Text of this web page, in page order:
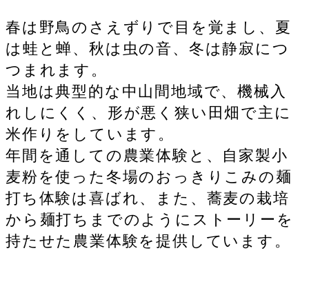
春は野鳥のさえずりで目を覚まし、夏
は蛙と蝉、秋は虫の音、冬は静寂につ
つまれます。
当地は典型的な中山間地域で、機械入
れしにくく、形が悪く狭い田畑で主に
米作りをしています。
年間を通しての農業体験と、自家製小
麦粉を使った冬場のおっきりこみの麺
打ち体験は喜ばれ、また、蕎麦の栽培
から麺打ちまでのようにストーリーを
持たせた農業体験を提供しています。